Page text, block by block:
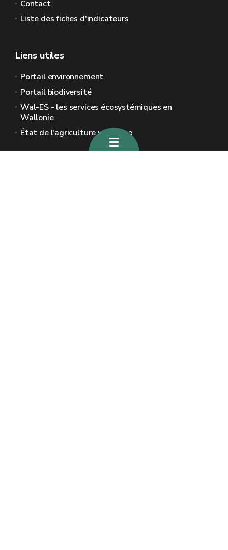
Contact
Liste des fiches d'indicateurs
Liens utiles
Portail environnement
Portail biodiversité
Wal-ES - les services écosystémiques en
Wallonie
État de l'agriculture wallonne